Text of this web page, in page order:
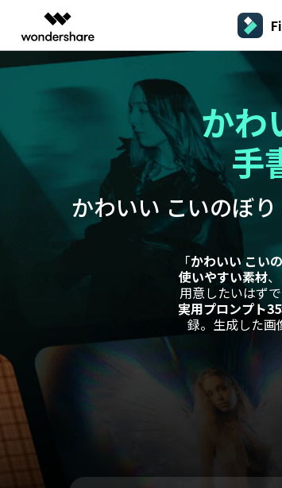
AIGCサービス
DVD Memory
DVD作成ソフト
AI動画・画像・音楽ジェネレーター
ToMoviee AI
オールインワンAI生成プラットフォーム
ベクタ
マイン
法人向け
学生・教員向け
代理店募集
パートナープログ
ラム
プラットフォーム
デスクトップ Filmora - Windows
Filmora - Mac動画
モバイル Filmora - iOS動画編
Filmora - Android
Filmora - iPad版
オンライン
Creative Assets（
Filmora AI
AIによる次世代編集
詳しく見る >>
Filmoraのユ
インフルエ
SMB
フリーラン
マーケター
動画編集のコツ
動画編集ソフ
ビジネス動画編集
動画編集の高度ス
動画再生ソフトと
音声編集の基本知
動画編集アプリま
サポート
Filmoraバージョン情報
最新の製品ニュースとアップデ
Filmora操作ガイド
Filmoraのステップバイステップ
クリエイター収益化
プログラム
創造力を収益に変えましょう！
かわ
手
かわいい こいのぼ
「かわいい こい
使いやすい素材、
用意したいはず
実用プロンプト
録。生成した画